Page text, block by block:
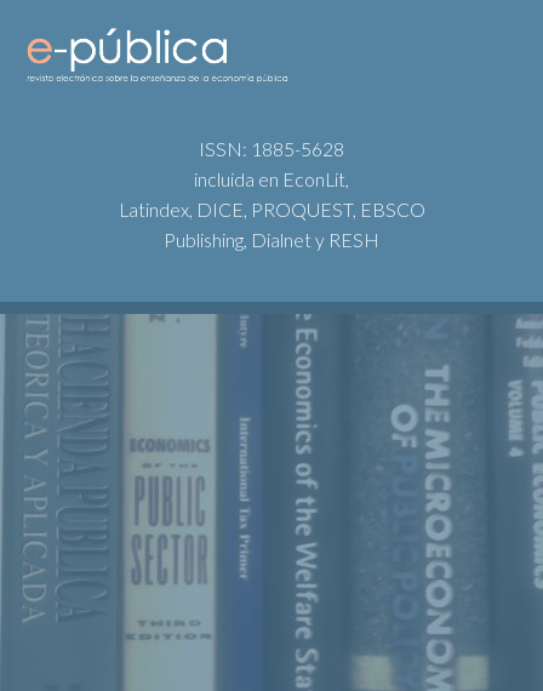
ISSN: 1885-5628
incluida en EconLit,
Latindex, DICE, PROQUEST, EBSCO
Publishing, Dialnet y RESH